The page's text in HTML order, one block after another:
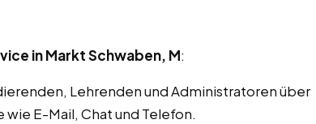
in Markt Schwaben, M:
Lehrenden und Administratoren über
E-Mail, Chat und Telefon.